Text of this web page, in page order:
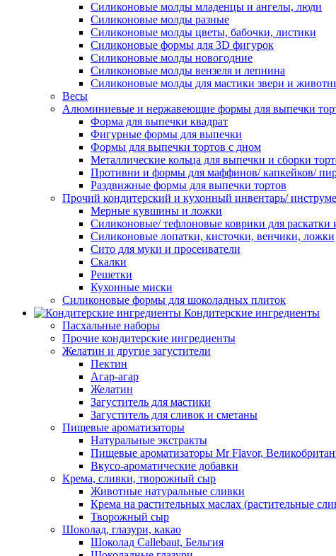
Силиконовые молды младенцы и ангелы, люди
Силиконовые молды разные
Силиконовые молды цветы, бабочки, листики
Силиконовые формы для 3D фигурок
Силиконовые молды новогодние
Силиконовые молды вензеля и лепнина
Силиконовые молды для мастики звери и
Весы
Алюминиевые и нержавеющие формы для выпечки
Форма для выпечки квадрат
Фигурные формы для выпечки
Формы для выпечки тортов с дном
Металлические кольца для выпечки и сборки
Противни и формы для маффинов/ капкейков/
Раздвижные формы для выпечки тортов
Прочий кондитерский и кухонный инвентарь/
Мерные кувшины и ложки
Силиконовые/ тефлоновые коврики для раскатки
Силиконовые лопатки, кисточки, венчики, ложки
Сито для муки и просеиватели
Скалки
Решетки
Кухонные миски
Силиконовые формы для шоколадных плиток
Кондитерские ингредиенты
Пасхальные наборы
Прочие кондитерские ингредиенты
Желатин и другие загустители
Пектин
Агар-агар
Желатин
Загуститель для мастики
Загуститель для сливок и сметаны
Пищевые ароматизаторы
Натуральные экстракты
Пищевые ароматизаторы Mr Flavor,
Вкусо-ароматические добавки
Крема, сливки, творожный сыр
Животные натуральные сливки
Крема на растительных маслах (растительные
Творожный сыр
Шоколад, глазури, какао
Шоколад Callebaut, Бельгия